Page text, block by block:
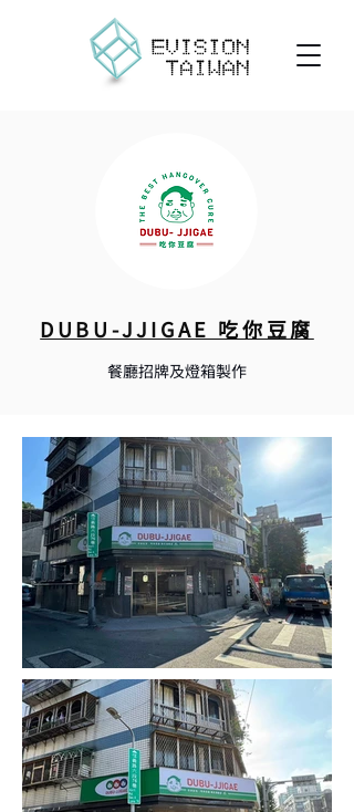
DUBU-JJIGAE 吃你豆腐
餐廳招牌及燈箱製作